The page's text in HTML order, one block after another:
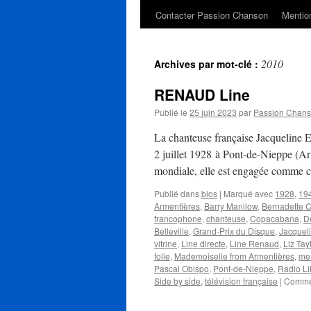
Contacter Passion Chanson
Archives par mot-clé : 2010
RENAUD Line
Publié le 25 juin 2023 par Passion
La chanteuse française
2 juillet 1928 à Pont-de-Nieppe
mondiale, elle est engagée comme
Publié dansbios | Marqué avec 1928,
Armentières, Barry Manilow, Bernadette
francophone, chanteuse, Copacabana,
Belleville, Grand-Prix du Disque,
vitrine, Line directe, Line Renaud, Liz
folie, Mademoiselle from Armentières,
Pascal Obispo, Pont-de-Nieppe, Radio
Side by side, télévision française |